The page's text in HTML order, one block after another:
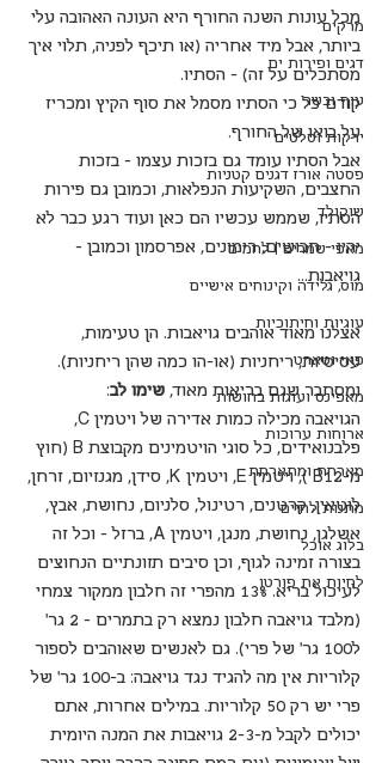
מרקים
דגים ופירות ים
עוף ובשר
ירקות וסלטים
פסטה אורז דגנים קטניות
שוקולד
מאפי שמרים | לחמים
מוס, גלידה וקינוחים אישיים
עוגיות וחיתוכיות
פאי וטארט
מאפינס ועוגות בחושות
ארוחות ערוכות
מארחת ומתארחת
מתנות לחיים
בלוג אוכל
לחיות את פורטו
מכל עונות השנה החורף היא העונה האהובה עלי
ביותר, אבל מיד אחריה (או תיכף לפניה, תלוי איך
מסתכלים על זה) - הסתיו.
קודם כל כי הסתיו מסמל את סוף הקיץ ומכריז
על בואו של החורף.
אבל הסתיו עומד גם בזכות עצמו - בזכות
החצבים, השקיעות הנפלאות, וכמובן גם פירות
הסתיו, שממש עכשיו הם כאן ועוד רגע כבר לא
יהיו - חבושים, רימונים, אפרסמון וכמובן -
גויאבות...
אצלנו מאוד אוהבים גויאבות. הן טעימות,
עסיסיות, ריחניות (או-הו כמה שהן ריחניות).
ומסתבר שגם בריאות מאוד, שימו לב:
הגויאבה מכילה כמות אדירה של ויטמין C,
פלבנואידים, כל סוגי הויטמינים מקבוצת B (חוץ
מ-B12 ), ויטמין E, ויטמין K, סידן, מגנזיום, זרחן,
לוטאין, קרטנים, רטינול, סלניום, נחושת, אבץ,
אשלגן, נחושת, מנגן, ויטמין A, ברזל – וכל זה
בצורה זמינה לגוף, וכן סיבים תזונתיים הנחוצים
לעיכול בריא. 13% מהפרי זה חלבון ממקור צמחי
(מלבד גויאבה חלבון נמצא רק בתמרים – 2 גר'
ל100 גר' של פרי). גם לאנשים שאוהבים לספור
קלוריות אין מה להגיד נגד גויאבה: ב-100 גר' של
פרי יש רק 50 קלוריות. במילים אחרות, אתם
יכולים לקבל מ-2-3 גויאבות את המנה היומית